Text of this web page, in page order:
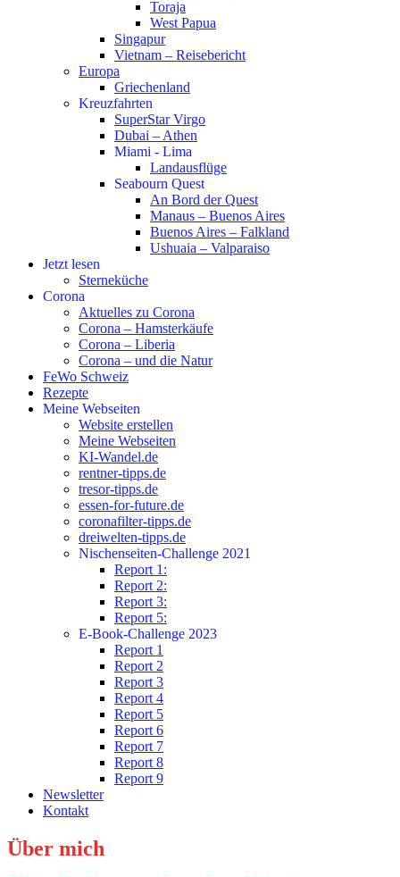
Toraja
West Papua
Singapur
Vietnam – Reisebericht
Europa
Griechenland
Kreuzfahrten
SuperStar Virgo
Dubai – Athen
Miami - Lima
Landausflüge
Seabourn Quest
An Bord der Quest
Manaus – Buenos Aires
Buenos Aires – Falkland
Ushuaia – Valparaiso
Jetzt lesen
Sterneküche
Corona
Aktuelles zu Corona
Corona – Hamsterkäufe
Corona – Liberia
Corona – und die Natur
FeWo Schweiz
Rezepte
Meine Webseiten
Website erstellen
Meine Webseiten
KI-Wandel.de
rentner-tipps.de
tresor-tipps.de
essen-for-future.de
coronafilter-tipps.de
dreiwelten-tipps.de
Nischenseiten-Challenge 2021
Report 1:
Report 2:
Report 3:
Report 5:
E-Book-Challenge 2023
Report 1
Report 2
Report 3
Report 4
Report 5
Report 6
Report 7
Report 8
Report 9
Newsletter
Kontakt
Über mich